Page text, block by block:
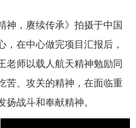
神，赓续传承》拍摄于中国
，在中心做完项目汇报后，
老师以载人航天精神勉励同
苦、攻关的精神，在面临重
扬战斗和奉献精神。